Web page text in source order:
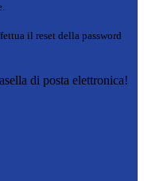
il reset della password
di posta elettronica!